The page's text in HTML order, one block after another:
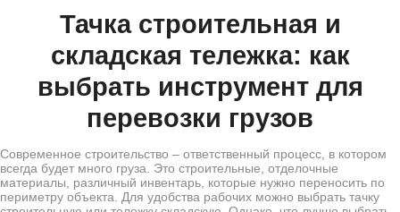
Тачка строительная и
складская тележка: как
выбрать инструмент для
перевозки грузов
Современное строительство – ответственный процесс, в котором
всегда будет много груза. Это строительные, отделочные
материалы, различный инвентарь, которые нужно переносить по
периметру объекта. Для удобства рабочих можно выбрать тачку